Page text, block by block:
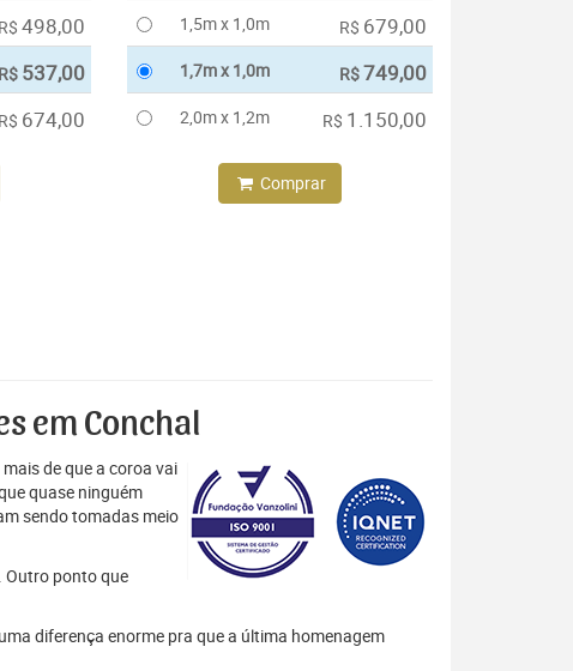
R$ 498,00
R$ 537,00
R$ 674,00
1,5m x 1,0m
R$ 679,00
1,7m x 1,0m R$749,00
2,0m x 1,2m R$ 1.150,00
Comprar
em Conchal
de que a coroa vai
quase ninguém
sendo tomadas meio
Outro ponto que
diferença enorme pra que a última homenagem